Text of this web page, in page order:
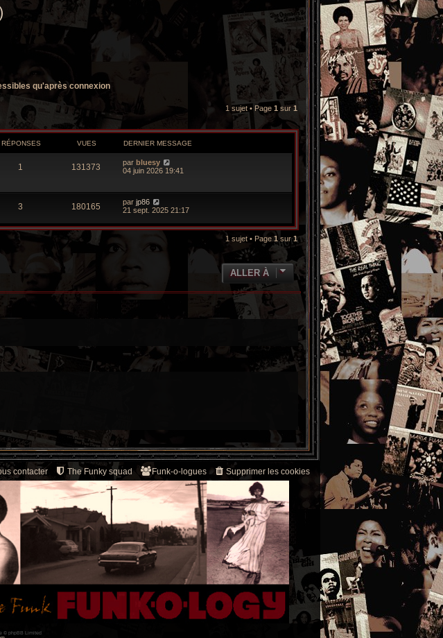
qu'après connexion
1 sujet • Page 1 sur 1
RÉPONSES VUES DERNIER MESSAGE
1
p
e
s
131373
D
e
i
e
r
e
par bluesy
04 juin 2026 19:41
3R
é
s
180165
u
D
e
n
a
par jp86
21 sept. 2025 21:17
1 sujet • Page 1 sur1
ALLER À
Supprimer les cookies
Funk-o-logues
The Funky squad
contacter
© phpBB Limited